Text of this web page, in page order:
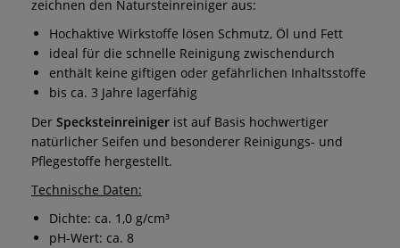
zeichnen den Natursteinreiniger aus:
Hochaktive Wirkstoffe lösen Schmutz, Öl und Fett
ideal für die schnelle Reinigung zwischendurch
enthält keine giftigen oder gefährlichen Inhaltsstoffe
bis ca. 3 Jahre lagerfähig
Der Specksteinreiniger ist auf Basis hochwertiger
natürlicher Seifen und besonderer Reinigungs- und
Pflegestoffe hergestellt.
Technische Daten:
Dichte: ca. 1,0 g/cm³
pH-Wert: ca. 8